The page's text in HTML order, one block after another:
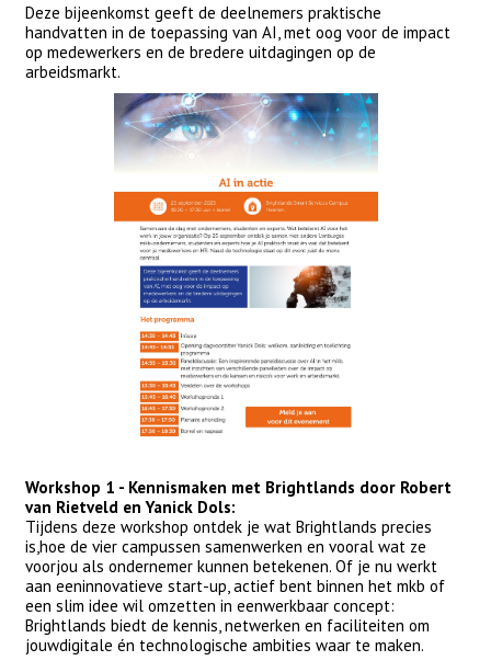
Deze bijeenkomst geeft de deelnemers praktische
handvatten in de toepassing van AI, met oog voor de impact
op medewerkers en de bredere uitdagingen op de
arbeidsmarkt.
Workshop 1 - Kennismaken met Brightlands door Robert
van Rietveld en Yanick Dols:
Tijdens deze workshop ontdek je wat Brightlands precies
is,hoe de vier campussen samenwerken en vooral wat ze
voorjou als ondernemer kunnen betekenen. Of je nu werkt
aan eeninnovatieve start-up, actief bent binnen het mkb of
een slim idee wil omzetten in eenwerkbaar concept:
Brightlands biedt de kennis, netwerken en faciliteiten om
jouwdigitale én technologische ambities waar te maken.